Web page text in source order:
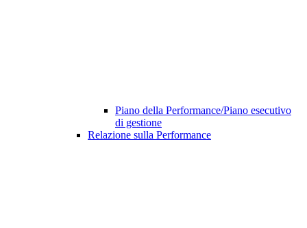
Piano della Performance/Piano esecutivo
di gestione
Relazione sulla Performance